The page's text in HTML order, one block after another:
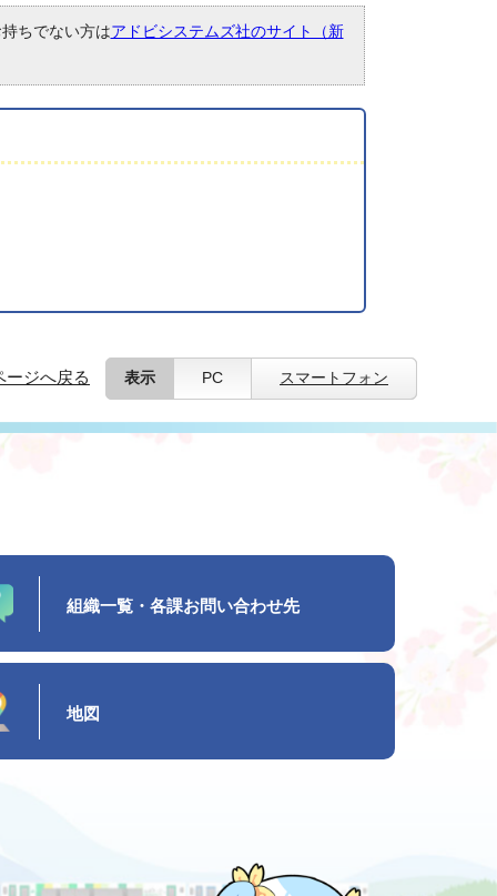
ちでない方はアドビシステムズ社のサイト（新
ージへ戻る 表示 PC スマートフォン
組織一覧・各課お問い合わせ先
地図